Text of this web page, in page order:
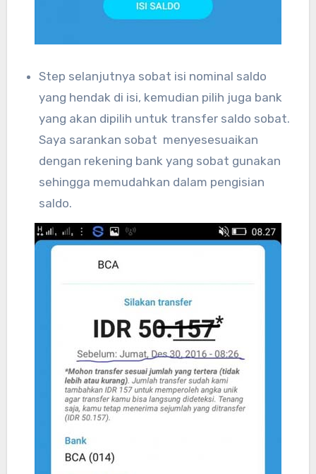
Step selanjutnya sobat isi nominal saldo
yang hendak di isi, kemudian pilih juga bank
yang akan dipilih untuk transfer saldo sobat.
Saya sarankan sobat menyesesuaikan
dengan rekening bank yang sobat gunakan
sehingga memudahkan dalam pengisian
saldo.